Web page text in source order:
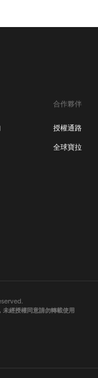
合作夥伴
授權通路
全球寶拉
經授權同意請勿轉載使用